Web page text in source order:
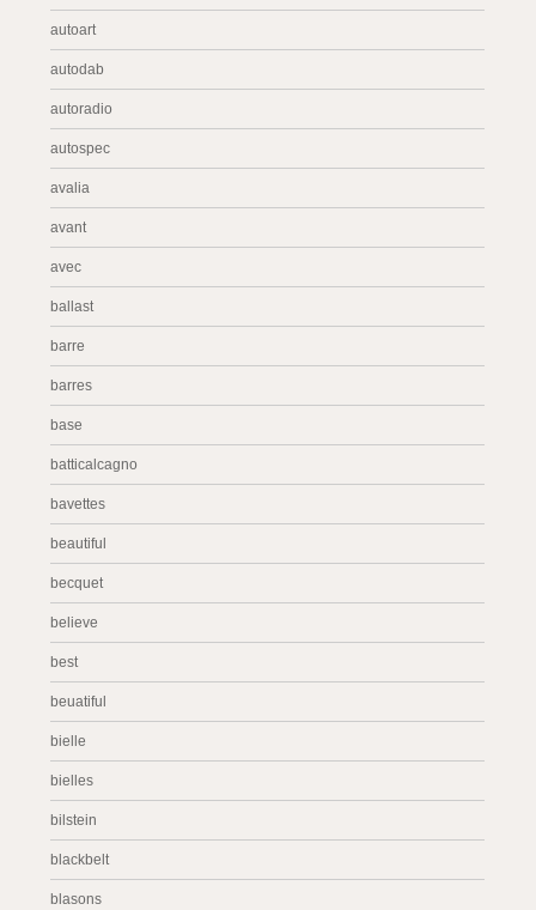
autoart
autodab
autoradio
autospec
avalia
avant
avec
ballast
barre
barres
base
batticalcagno
bavettes
beautiful
becquet
believe
best
beuatiful
bielle
bielles
bilstein
blackbelt
blasons